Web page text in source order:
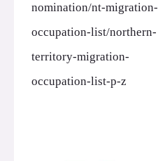
nomination/nt-migration-
occupation-list/northern-
territory-migration-
occupation-list-p-z